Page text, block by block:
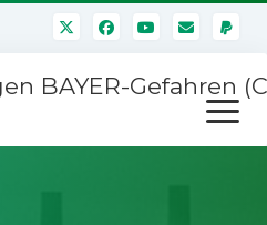
BAYER-Gefahren
Menü
öffnen